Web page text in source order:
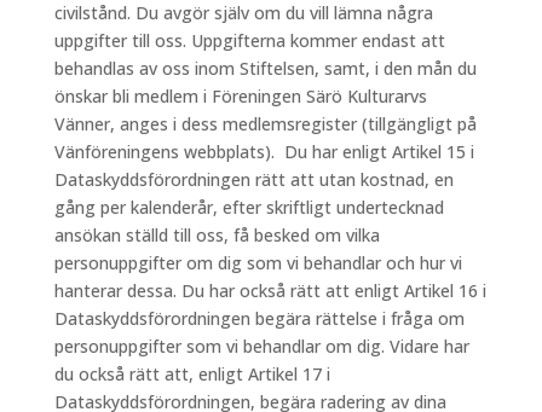
civilstånd. Du avgör själv om du vill lämna några
uppgifter till oss. Uppgifterna kommer endast att
behandlas av oss inom Stiftelsen, samt, i den mån du
önskar bli medlem i Föreningen Särö Kulturarvs
Vänner, anges i dess medlemsregister (tillgängligt på
Vänföreningens webbplats). Du har enligt Artikel 15 i
Dataskyddsförordningen rätt att utan kostnad, en
gång per kalenderår, efter skriftligt undertecknad
ansökan ställd till oss, få besked om vilka
personuppgifter om dig som vi behandlar och hur vi
hanterar dessa. Du har också rätt att enligt Artikel 16 i
Dataskyddsförordningen begära rättelse i fråga om
personuppgifter som vi behandlar om dig. Vidare har
du också rätt att, enligt Artikel 17 i
Dataskyddsförordningen, begära radering av dina